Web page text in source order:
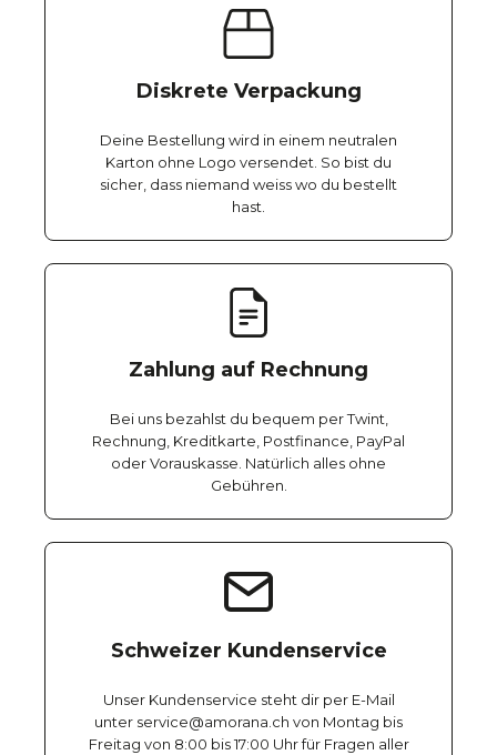
Diskrete Verpackung
Deine Bestellung wird in einem neutralen
Karton ohne Logo versendet. So bist du
sicher, dass niemand weiss wo du bestellt
hast.
Zahlung auf Rechnung
Bei uns bezahlst du bequem per Twint,
Rechnung, Kreditkarte, Postfinance, PayPal
oder Vorauskasse. Natürlich alles ohne
Gebühren.
Schweizer Kundenservice
Unser Kundenservice steht dir per E-Mail
unter service@amorana.ch von Montag bis
Freitag von 8:00 bis 17:00 Uhr für Fragen aller